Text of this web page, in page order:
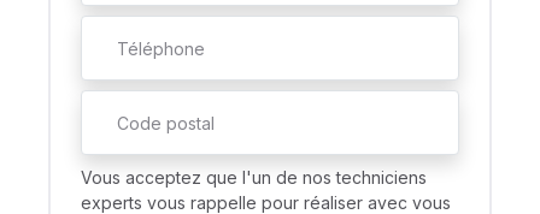
Vous acceptez que l'un de nos techniciens
experts vous rappelle pour réaliser avec vous